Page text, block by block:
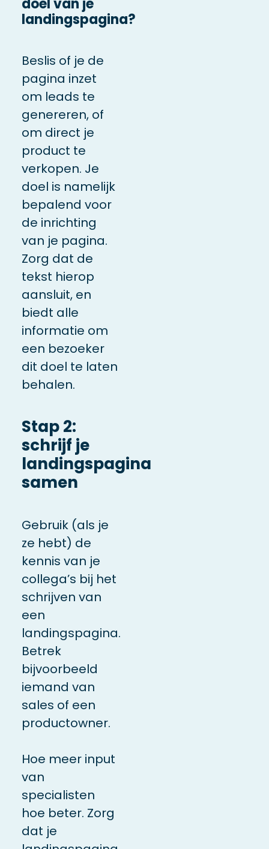
landingspagina?
Beslis of je de
pagina inzet
om leads te
genereren, of
om direct je
product te
verkopen. Je
doel is namelijk
bepalend voor
de inrichting
van je pagina.
Zorg dat de
tekst hierop
aansluit, en
biedt alle
informatie om
een bezoeker
dit doel te laten
behalen.
Stap 2:
schrijf je
landingspagina
samen
Gebruik (als je
ze hebt) de
kennis van je
collega’s bij het
schrijven van
een
landingspagina.
Betrek
bijvoorbeeld
iemand van
sales of een
productowner.
Hoe meer input
van
specialisten
hoe beter. Zorg
dat je